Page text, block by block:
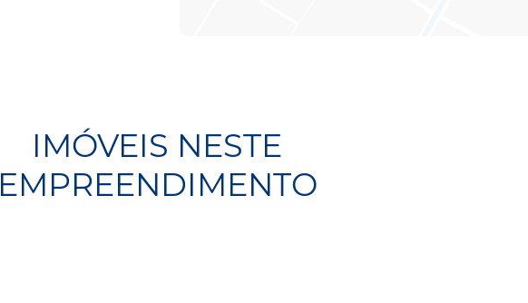
IMÓVEIS NESTE
EMPREENDIMENTO